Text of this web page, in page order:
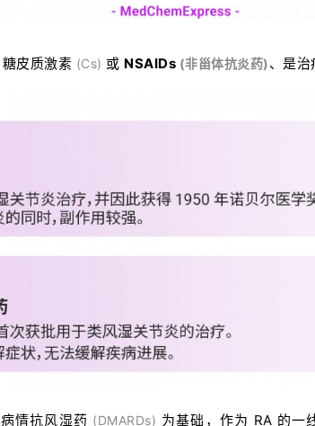
皮质激素 (Cs) 或 NSAIDs (非甾体抗炎药)、是治
情抗风湿药 (DMARDs) 为基础，作为 RA 的一